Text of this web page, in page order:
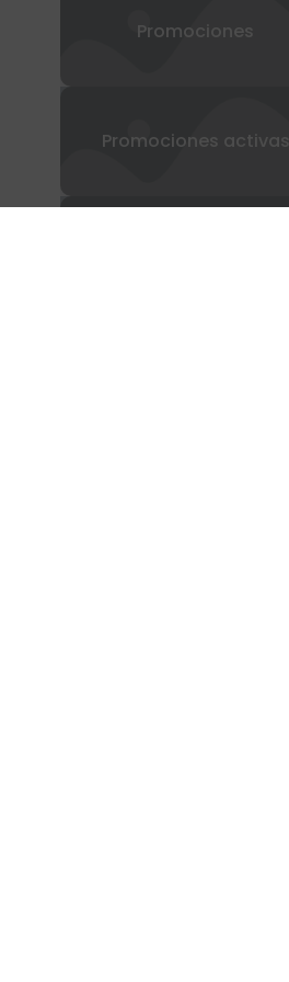
Promociones
Promociones activas